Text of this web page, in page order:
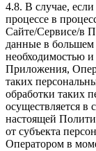
4.8. В случае,
процессе в
Сайте/Сервисе/в
данные в большем
необходимостью
Приложения,
таких
обработки таких
осуществляется в
настоящей
от субъекта
Оператором в